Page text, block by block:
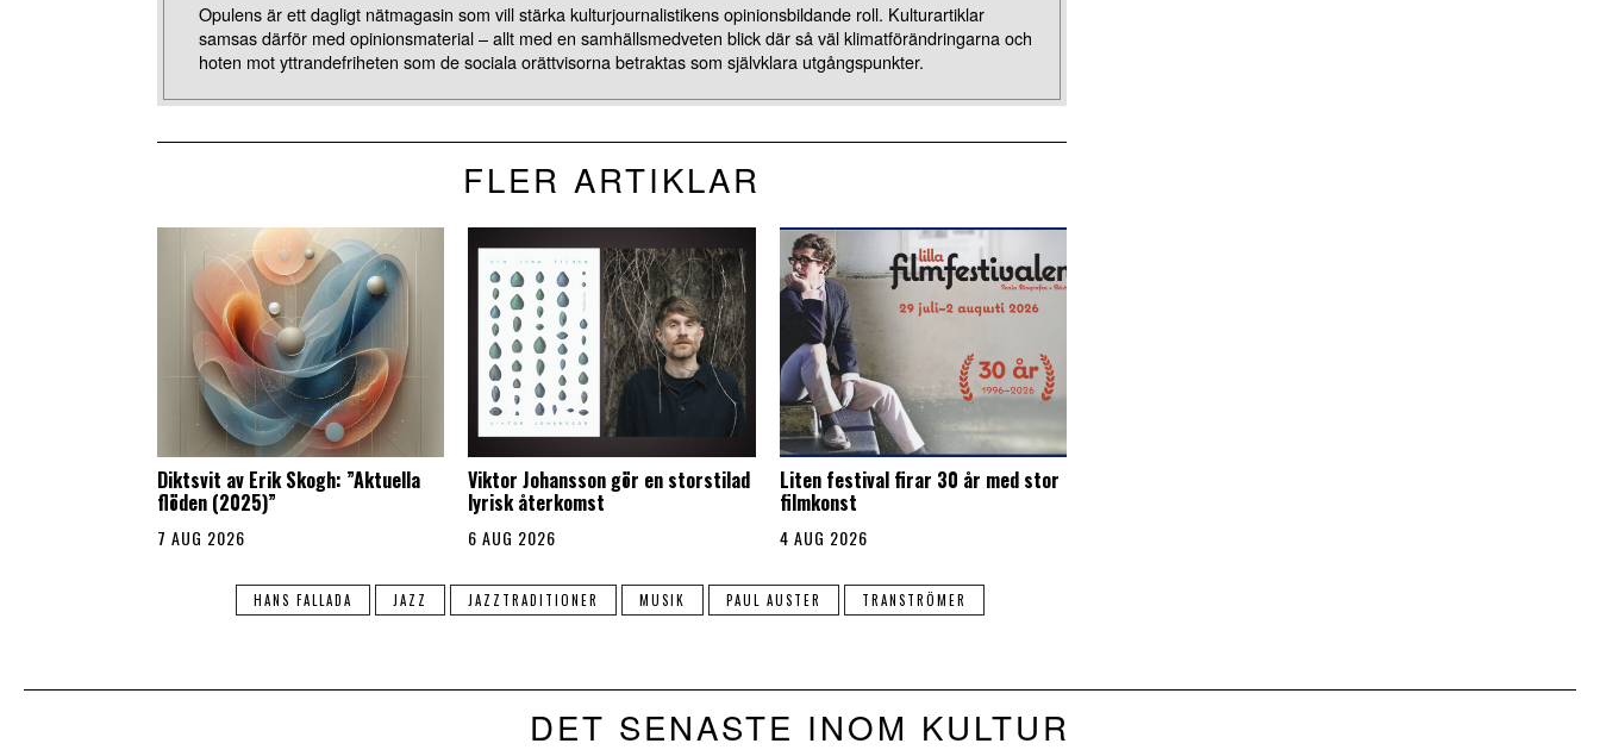
Opulens är ett dagligt nätmagasin som vill stärka kulturjournalistikens opinionsbildande roll. Kulturartiklar
samsas därför med opinionsmaterial – allt med en samhällsmedveten blick där så väl klimatförändringarna och
hoten mot yttrandefriheten som de sociala orättvisorna betraktas som självklara utgångspunkter.
FLER ARTIKLAR
Diktsvit av Erik Skogh: ”Aktuella
flöden (2025)”
7 AUG 2026
Viktor Johansson gör en storstilad
lyrisk återkomst
6 AUG 2026
Liten festival firar 30 år med stor
filmkonst
4 AUG 2026
HANS FALLADA JAZZ JAZZTRADITIONER MUSIK PAUL AUSTER TRANSTRÖMER
DET SENASTE INOM KULTUR